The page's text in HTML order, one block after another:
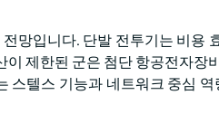
망입니다. 단발 전투기는 비용
제한된 군은 첨단 항공전자장
스텔스 기능과 네트워크 중심